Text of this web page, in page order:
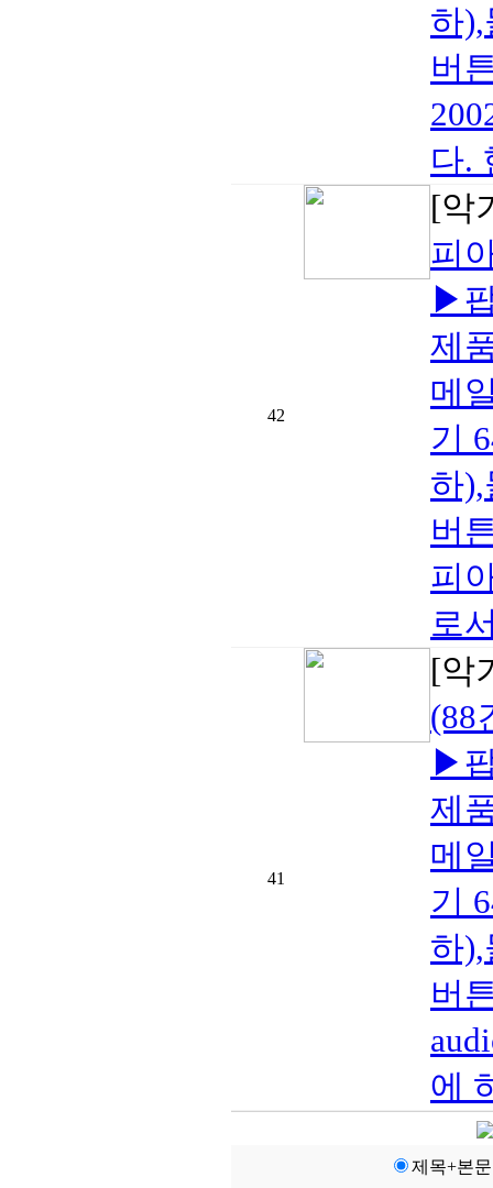
하
버
다.
42
[악
피
▶
제
메
기
하
버
피
로
41
[악
(88
▶
제
메
기
하
버
에
제목+본문